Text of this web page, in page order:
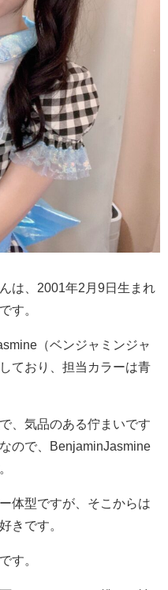
は、2001年2月9日生まれ
す。
（ベンジャミンジャ
ており、担当カラーは青
、気品のある佇まいです
ので、BenjaminJasmine
体型ですが、そこからは
きです。
す。